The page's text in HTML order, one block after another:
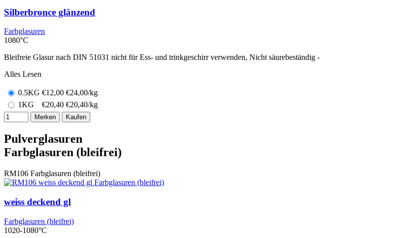
Silberbronce glänzend
Farbglasuren
1080°C
Bleifreie Glasur nach DIN 51031 nicht für Ess- und trinkgeschirr verwenden, Nicht säurebeständig -
Alles Lesen
0.5KG €12,00 €24,00/kg
1KG
€20,40 €20,40/kg
Merken Kaufen
Pulverglasuren
Farbglasuren (bleifrei)
RM106 Farbglasuren (bleifrei)
weiss deckend gl
Farbglasuren (bleifrei)
1020-1080°C